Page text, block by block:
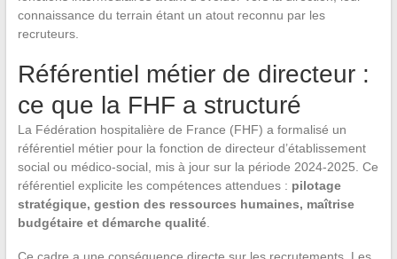
connaissance du terrain étant un atout reconnu par les
recruteurs.
Référentiel métier de directeur :
ce que la FHF a structuré
La Fédération hospitalière de France (FHF) a formalisé un
référentiel métier pour la fonction de directeur d’établissement
social ou médico-social, mis à jour sur la période 2024-2025. Ce
référentiel explicite les compétences attendues : pilotage
stratégique, gestion des ressources humaines, maîtrise
budgétaire et démarche qualité.